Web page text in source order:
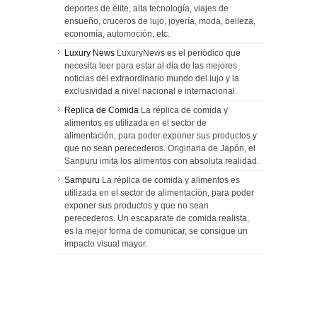
deportes de élite, alta tecnología, viajes de
ensueño, cruceros de lujo, joyería, moda, belleza,
economía, automoción, etc.
Luxury News LuxuryNews es el periódico que
necesita leer para estar al día de las mejores
noticias del extraordinario mundo del lujo y la
exclusividad a nivel nacional e internacional.
Replica de Comida La réplica de comida y
alimentos es utilizada en el sector de
alimentación, para poder exponer sus productos y
que no sean perecederos. Originaria de Japón, el
Sanpuru imita los alimentos con absoluta realidad.
Sampuru La réplica de comida y alimentos es
utilizada en el sector de alimentación, para poder
exponer sus productos y que no sean
perecederos. Un escaparate de comida realista,
es la mejor forma de comunicar, se consigue un
impacto visual mayor.